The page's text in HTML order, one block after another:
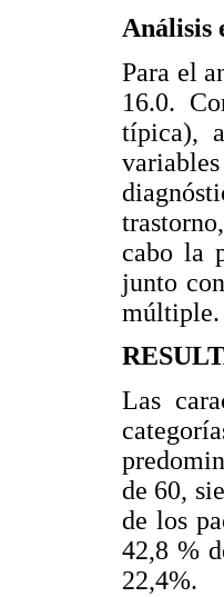
Análisis
Para el
16.0.
típica),
cabo la
junto
múltiple.
Las
de 60,
de los
42,8 %
22,4%.